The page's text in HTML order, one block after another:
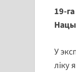
19-
У
ліку